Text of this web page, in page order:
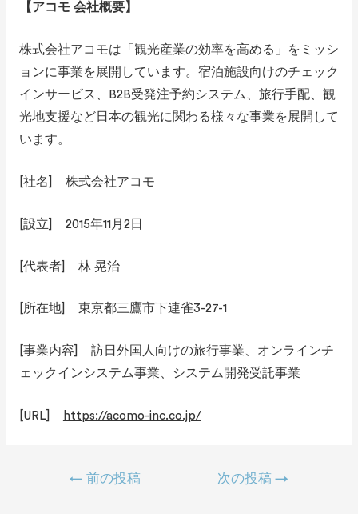
【アコモ 会社概要】
株式会社アコモは「観光産業の効率を高める」をミッシ
ョンに事業を展開しています。宿泊施設向けのチェック
インサービス、B2B受発注予約システム、旅行手配、観
光地支援など日本の観光に関わる様々な事業を展開して
います。
[社名] 株式会社アコモ
[設立] 2015年11月2日
[代表者] 林 晃治
[所在地] 東京都三鷹市下連雀3-27-1
[事業内容] 訪日外国人向けの旅行事業、オンラインチ
ェックインシステム事業、システム開発受託事業
[URL] https://acomo-inc.co.jp/
← 前の投稿 次の投稿→